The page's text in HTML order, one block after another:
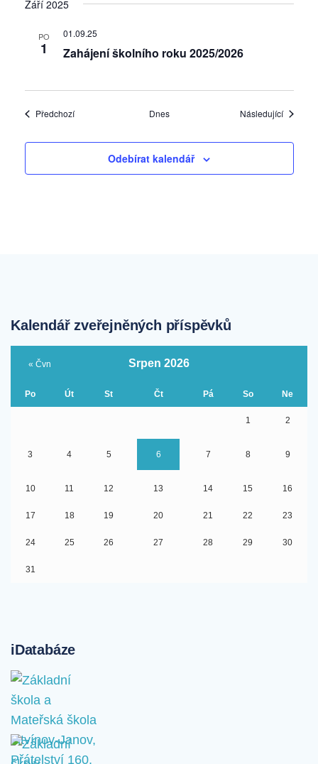
Září 2025
PO
1 Zahájení školního roku 2025/2026
01.09.25
PředchozíAkce Dnes NásledujícíAkce
Odebírat kalendář
Kalendář zveřejněných příspěvků
Srpen 2026
Po Út St Čt Pá So Ne
1 2
3 4 5 6 7 8 9
10 11 12 13 14 15 16
17 18 19 20 21 22 23
24 25 26 27 28 29 30
31
« Čvn
iDatabáze